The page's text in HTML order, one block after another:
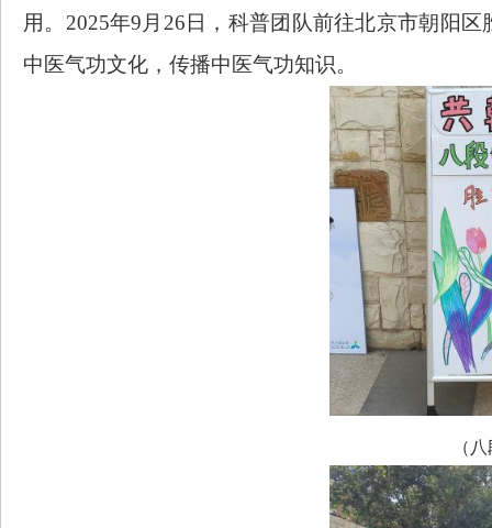
用。 2025年9月26日，科普团队前往北京市朝阳区
中医气功文化 ， 传播中医气功知识。
（